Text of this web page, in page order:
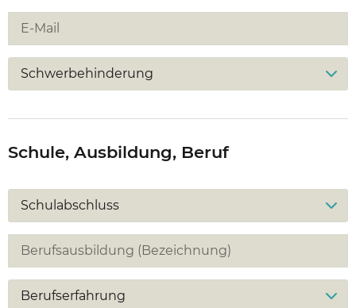
Schwerbehinderung
Schule, Ausbildung, Beruf
Schulabschluss
Berufserfahrung